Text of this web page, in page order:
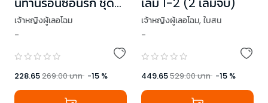
MAD OVERDOSE
เจ้าหญิงผู้เลอโฉม
-
228.65269.00บาท -15 %
เจ้าหญิงผู้เลอโฉม, ใบสน
-
449.65529.00บาท -15 %